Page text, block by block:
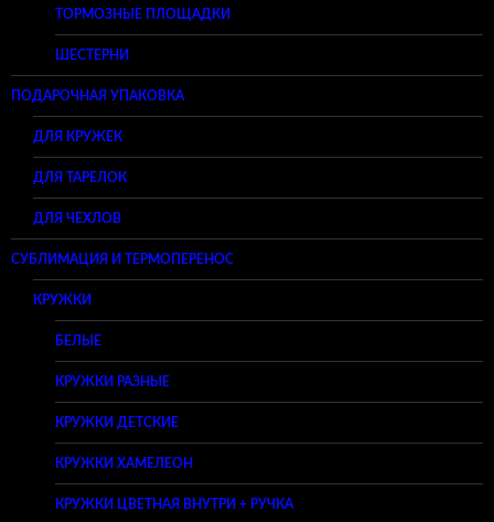
ТОРМОЗНЫЕ ПЛОЩАДКИ
ШЕСТЕРНИ
ПОДАРОЧНАЯ УПАКОВКА
ДЛЯ КРУЖЕК
ДЛЯ ТАРЕЛОК
ДЛЯ ЧЕХЛОВ
СУБЛИМАЦИЯ И ТЕРМОПЕРЕНОС
КРУЖКИ
БЕЛЫЕ
КРУЖКИ РАЗНЫЕ
КРУЖКИ ДЕТСКИЕ
КРУЖКИ ХАМЕЛЕОН
КРУЖКИ ЦВЕТНАЯ ВНУТРИ + РУЧКА